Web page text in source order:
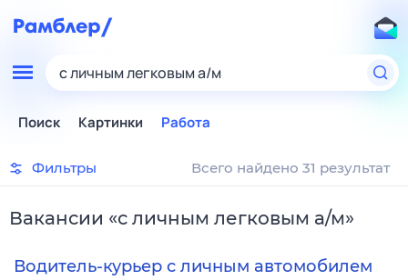
с личным легковым а/м
Поиск Картинки Работа
Фильтры Всего найдено 31 результат
Вакансии «с личным легковым а/м»
Водитель-курьер с личным автомобилем